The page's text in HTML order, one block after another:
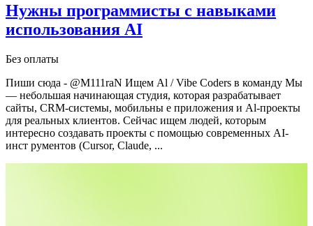
Нужны программисты с навыками
использования AI
Без оплаты
Пиши сюда - @M111raN Ищем Al / Vibe Coders в команду Мы
— небольшая начинающая студия, которая разрабатывает
сайты, CRM-системы, мобильны е приложения и Al-проекты
для реальных клиентов. Сейчас ищем людей, которым
интересно создавать проекты с помощью современных AI-
инст рументов (Cursor, Claude, ...